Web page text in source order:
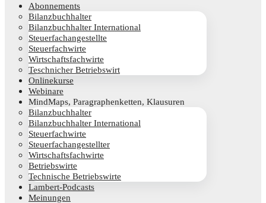
Abon­ne­ments
Bilanz­buch­hal­ter
Bilanz­buch­hal­ter International
Steu­er­fach­an­ge­stell­te
Steu­er­fach­wir­te
Wirt­schafts­fach­wir­te
Teschni­cher Betriebswirt
Online­kur­se
Web­i­na­re
Mind­Maps, Para­gra­phen­ket­ten, Klausuren
Bilanz­buch­hal­ter
Bilanz­buch­hal­ter International
Steu­er­fach­wir­te
Steu­er­fach­an­ge­stell­ter
Wirt­schafts­fach­wir­te
Betriebs­wir­te
Tech­ni­sche Betriebswirte
Lam­­bert-Pod­­casts
Mei­nun­gen